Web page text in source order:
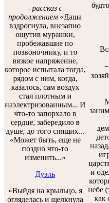
- рассказ с
продолжением «Даша
вздрогнула, внезапно
ощутив мурашки,
пробежавшие по
позвоночнику, и то
вязкое напряжение,
которое испытала тогда,
рядом с ним, когда,
казалось, сам воздух
стал плотным и
наэлектризованным... И
что-то запорхало в
сердце, забередило в
душе, до того спящих...
«Может быть, еще не
поздно что-то
изменить...»
Дуэль
«Выйдя на крыльцо, я
огляделась и щелкнула
−
и
небе
как